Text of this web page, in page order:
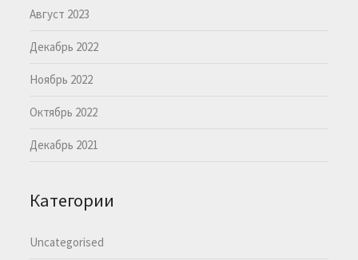
Август 2023
Декабрь 2022
Ноябрь 2022
Октябрь 2022
Декабрь 2021
Категории
Uncategorised